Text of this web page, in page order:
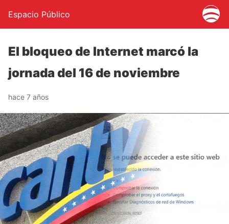
Espacio Público
El bloqueo de Internet marcó la
jornada del 16 de noviembre
hace 7 años